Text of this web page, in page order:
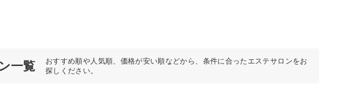
一覧
おすすめ順や人気順、価格が安い順などから、条件に合ったエステサロンをお
探しください。